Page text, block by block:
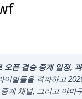
오픈 결승 중계 일정,
이벌들을 격파하고
계 채널, 그리고 야마